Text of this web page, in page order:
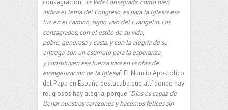
consagración: “la Vida Consagrada, como bien
indica el lema del Congreso, es para la Iglesia esa
luz en el camino, signo vivo del Evangelio. Los
consagrados, con el estilo de su vida,
pobre,generosa y casta, y con la alegría de su
entrega, son un estímulo para la esperanza,
yconstituyen esa fuerza viva en la obra de
evangelización de la Iglesia”. El Nuncio Apostólico
del Papa en España destacaba que allí donde hay
religiosos hay alegría, porque “Dios es capaz de
llenar nuestros corazones y hacernos felices sin